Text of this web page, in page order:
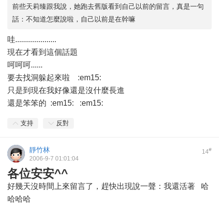
前些天莉臻跟我說，她跑去舊版看到自己以前的留言，真是一句
話：不知道怎麼說啦，自己以前是在幹嘛
哇.....................
現在才看到這個話題
呵呵呵......
要去找洞躲起來啦
:em15:
只是到現在我好像還是沒什麼長進
還是笨笨的 :em15: :em15:
支持 反對
14#
靜竹林
2006-9-7 01:01:04
各位安安^^
好幾天沒時間上來留言了，趕快出現說一聲：我還活著 哈
哈哈哈